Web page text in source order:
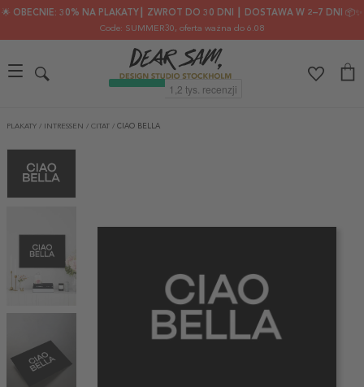
🌟 OBECNIE: 30% NA PLAKATY┃ ZWROT DO 30 DNI ┃ DOSTAWA W 2–7 DNI 📦✨
Code: SUMMER30, oferta ważna do 6.08
PLAKATY / INTRESSEN / CITAT / CIAO BELLA